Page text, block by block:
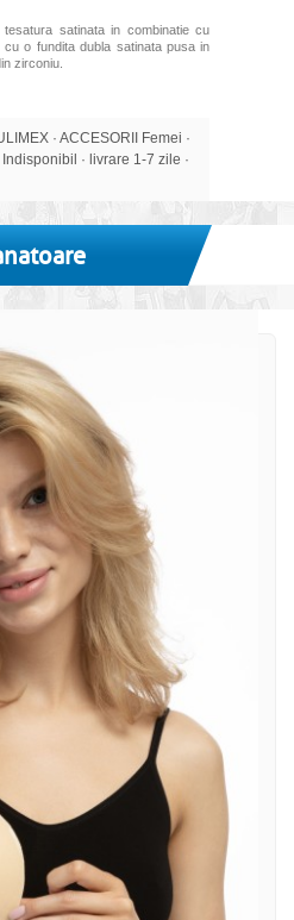
satinata in combinatie cu
cu o fundita dubla satinata pusa in
zirconiu.
· ACCESORII Femei ·
· livrare 1-7 zile ·